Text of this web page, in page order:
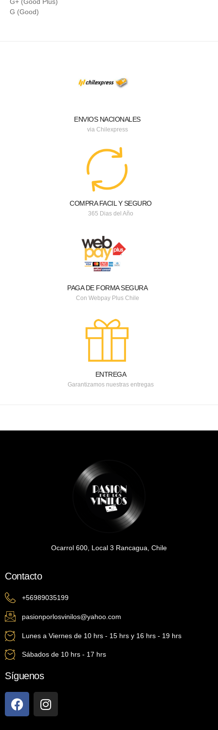
G (Good)
ENVIOS NACIONALES
via Chilexpress
COMPRA FACIL Y SEGURO
365 Dias del Año
PAGA DE FORMA SEGURA
Con Webpay Plus Chile
ENTREGA
Garantizamos nuestras entregas
Ocarrol 600, Local 3 Rancagua, Chile
Contacto
+56989035199
pasionporlosvinilos@yahoo.com
Lunes a Viernes de 10 hrs - 15 hrs y 16 hrs - 19 hrs
Sábados de 10 hrs - 17 hrs
Síguenos